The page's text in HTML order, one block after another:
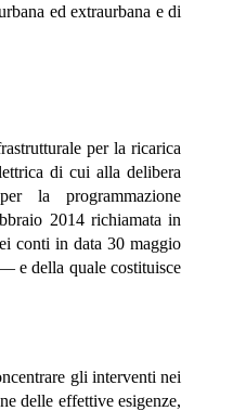
ed extraurbana e di
per la ricarica
di cui alla delibera
la programmazione
2014 richiamata in
conti in data 30 maggio
e della quale costituisce
gli interventi nei
delle effettive esigenze,